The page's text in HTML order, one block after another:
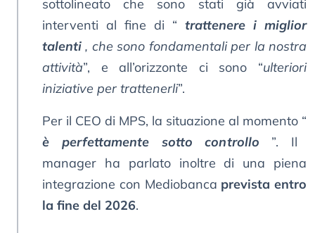
sottolineato che sono stati già avviati
interventi al fine di “ trattenere i miglior
talenti , che sono fondamentali per la nostra
attività”, e all’orizzonte ci sono “ulteriori
iniziative per trattenerli”.
Per il CEO di MPS, la situazione al momento “
è perfettamente sotto controllo
”. Il
manager ha parlato inoltre di una piena
integrazione con Mediobanca prevista entro
la fine del 2026.